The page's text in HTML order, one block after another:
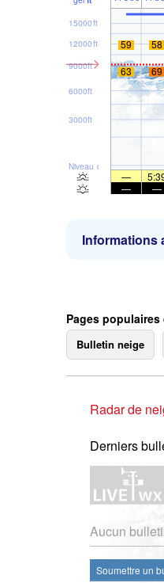
Niveau de la mer
3000ft
6000ft
9000ft
12000ft
15000ft
59 58
63
69
—
—
—
Informations
Pages
Bulletin neige
Radar de
Derniers
Aucun
Soumettre un